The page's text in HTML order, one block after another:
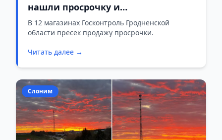
нашли просрочку и
некачественные овощи
В 12 магазинах Госконтроль Гродненской
области пресек продажу просрочки.
Читать далее →
Слоним